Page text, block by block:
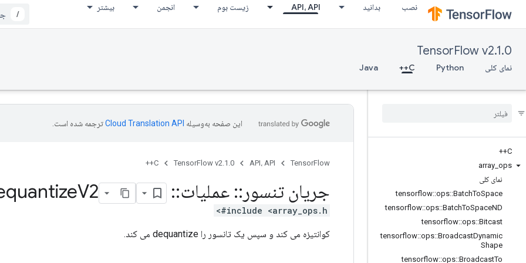
نصب بدانید API، API زیست بوم انجمن بیشتر
/
TensorFlow v2.1.0
نمای کلی Python
C++
Java
C++
array ops
نمای کلی
tensorflow::ops::BatchToSpace
tensorflow::ops::BatchToSpaceND
tensorflow::ops::Bitcast
tensorflow::ops::BroadcastDynamic
Shape
tensorflow::ops::BroadcastTo
این صفحه به‌وسیله ترجمه شده است.
TensorFlow API، API TensorFlow v2.1.0
C++
جریان تنسور :: عملیات::
V2
#include <array_ops.h>
کوانتیزه می کند و سپس یک تانسور را dequantize می کند.